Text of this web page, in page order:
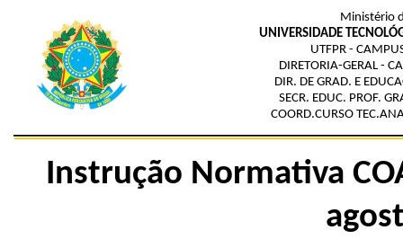
Ministério
UNIVERSIDADE
UTFPR -
DIRETORIA-GERAL -
DIR. DE GRAD. E
SECR. EDUC. PROF.
COORD.CURSO
Instrução Normativa